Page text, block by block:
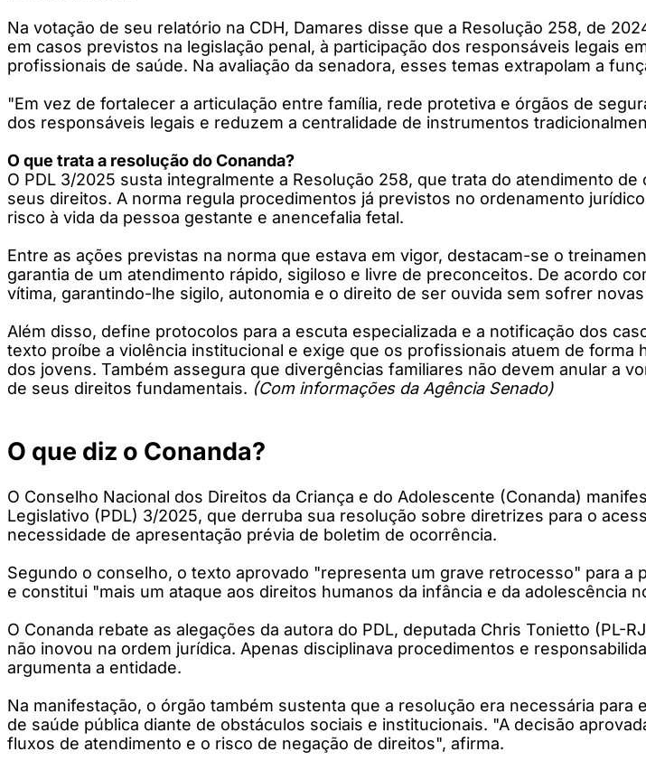
Na votação de seu relatório na CDH, Damares disse que a Resolução 258, de
em casos previstos na legislação penal, à participação dos responsáveis legais
profissionais de saúde. Na avaliação da senadora, esses temas extrapolam a
"Em vez de fortalecer a articulação entre família, rede protetiva e órgãos de
dos responsáveis legais e reduzem a centralidade de instrumentos
O que trata a resolução do Conanda?
O PDL 3/2025 susta integralmente a Resolução 258, que trata do atendimento
seus direitos. A norma regula procedimentos já previstos no ordenamento
risco à vida da pessoa gestante e anencefalia fetal.
Entre as ações previstas na norma que estava em vigor, destacam-se o
garantia de um atendimento rápido, sigiloso e livre de preconceitos. De acordo
vítima, garantindo-lhe sigilo, autonomia e o direito de ser ouvida sem sofrer
Além disso, define protocolos para a escuta especializada e a notificação dos
texto proíbe a violência institucional e exige que os profissionais atuem de
dos jovens. Também assegura que divergências familiares não devem anular a
de seus direitos fundamentais. (Com informações da Agência Senado)
O que diz o Conanda?
O Conselho Nacional dos Direitos da Criança e do Adolescente (Conanda)
Legislativo (PDL) 3/2025, que derruba sua resolução sobre diretrizes para o
necessidade de apresentação prévia de boletim de ocorrência.
Segundo o conselho, o texto aprovado "representa um grave retrocesso" para
e constitui "mais um ataque aos direitos humanos da infância e da adolescência
O Conanda rebate as alegações da autora do PDL, deputada Chris Tonietto
não inovou na ordem jurídica. Apenas disciplinava procedimentos e
argumenta a entidade.
Na manifestação, o órgão também sustenta que a resolução era necessária
de saúde pública diante de obstáculos sociais e institucionais. "A decisão
fluxos de atendimento e o risco de negação de direitos", afirma.